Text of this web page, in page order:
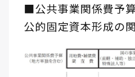
■公共事業関係費予
公的固定資本形成の